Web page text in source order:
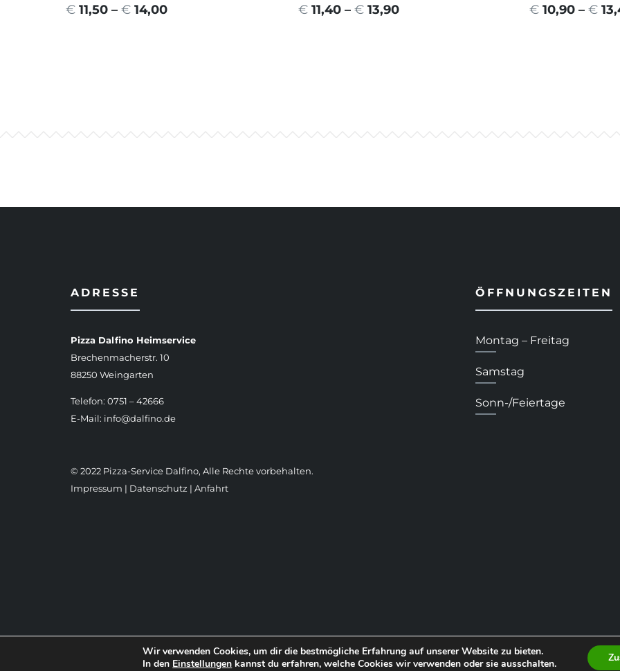
€ 11,50 – € 14,00 € 11,40 – € 13,90 € 10,90 – €
ADRESSE
Pizza Dalfino Heimservice
Brechenmacherstr. 10
88250 Weingarten
Telefon: 0751 – 42666
E-Mail: info@dalfino.de
© 2022 Pizza-Service Dalfino, Alle Rechte vorbehalten.
Impressum | Datenschutz | Anfahrt
ÖFFNUNGSZEITEN
Montag – Freitag
Samstag
Sonn-/Feiertage
Wir verwenden Cookies, um dir die bestmögliche Erfahrung auf unserer Website zu bieten.
In den Einstellungen kannst du erfahren, welche Cookies wir verwenden oder sie ausschalten.